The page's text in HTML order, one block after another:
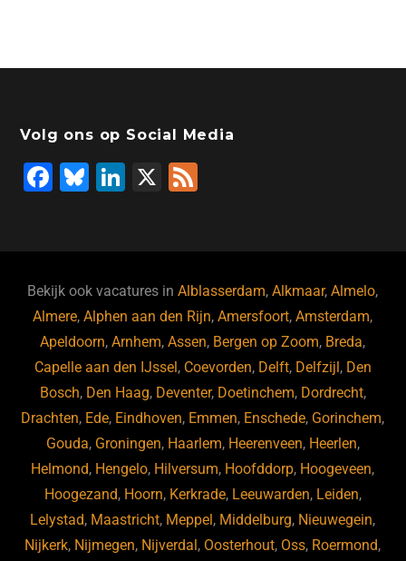
Volg ons op Social Media
F
b
o
o
k
Bl
ky
Li
dI
n
X
Bekijk ook vacatures inAlblasserdam,Alkmaar,Almelo,
Almere,Alphen aan den Rijn,Amersfoort,Amsterdam,
Apeldoorn,Arnhem,Assen, Bergen op Zoom, Breda,
Capelle aan den IJssel, Coevorden, Delft, Delfzijl, Den
Bosch, Den Haag, Deventer, Doetinchem, Dordrecht,
Drachten, Ede, Eindhoven, Emmen, Enschede, Gorinchem,
Gouda, Groningen, Haarlem, Heerenveen, Heerlen,
Helmond, Hengelo, Hilversum, Hoofddorp, Hoogeveen,
Hoogezand, Hoorn, Kerkrade, Leeuwarden, Leiden,
Lelystad, Maastricht, Meppel, Middelburg, Nieuwegein,
Nijkerk, Nijmegen, Nijverdal, Oosterhout, Oss, Roermond,